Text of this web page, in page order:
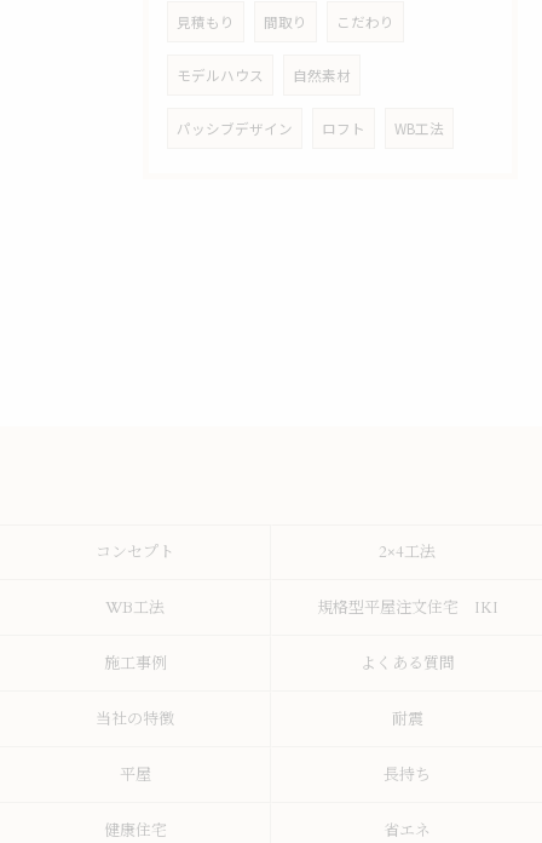
見積もり 間取り こだわり
モデルハウス 自然素材
パッシブデザイン ロフト WB工法
コンセプト 2×4工法
WB工法 規格型平屋注文住宅 IKI
施工事例 よくある質問
当社の特徴 耐震
平屋 長持ち
健康住宅 省エネ